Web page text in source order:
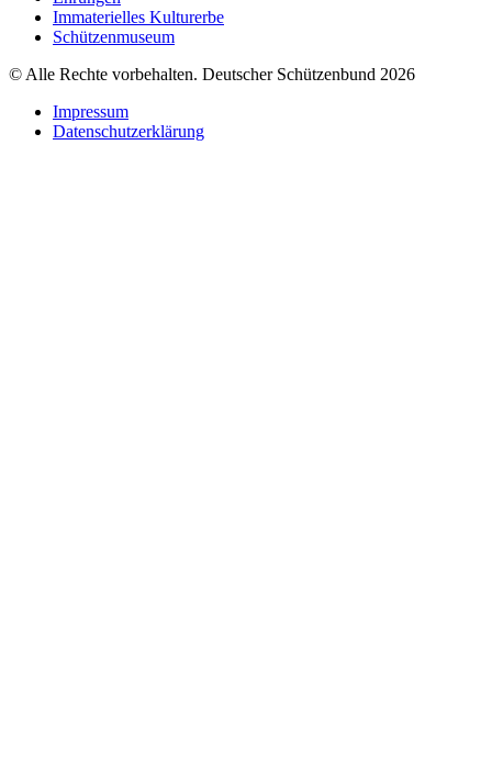
Immaterielles Kulturerbe
Schützenmuseum
© Alle Rechte vorbehalten. Deutscher Schützenbund 2026
Impressum
Datenschutzerklärung